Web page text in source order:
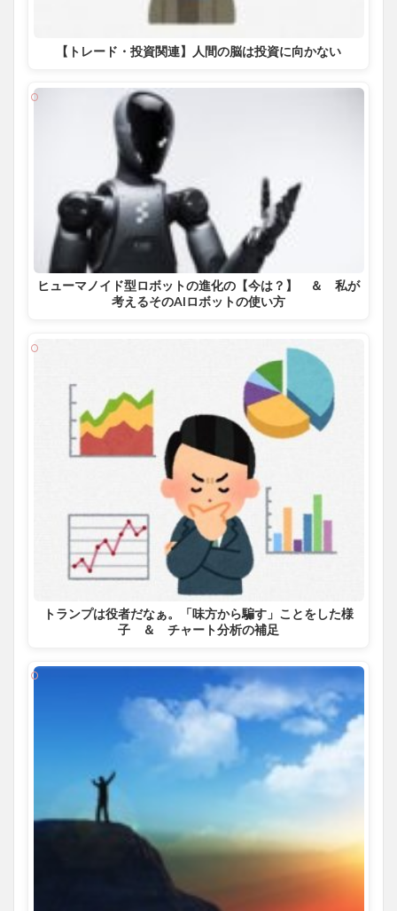
【トレード・投資関連】人間の脳は投資に向かない
ヒューマノイド型ロボットの進化の【今は？】 ＆ 私が
考えるそのAIロボットの使い方
トランプは役者だなぁ。「味方から騙す」ことをした様
子 ＆ チャート分析の補足